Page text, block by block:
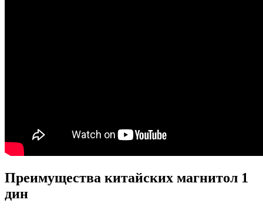
Преимущества китайских магнитол 1
дин